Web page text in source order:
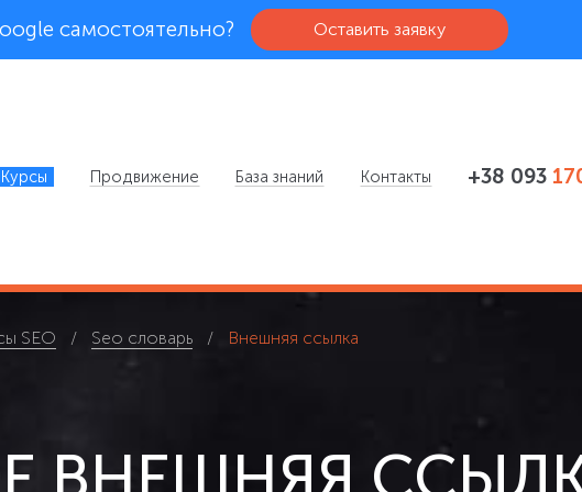
самостоятельно? Оставить заявку
Курсы Продвижение База знаний Контакты +38 093
SEO Seo словарь Внешняя ссылка
ВНЕШНЯЯ